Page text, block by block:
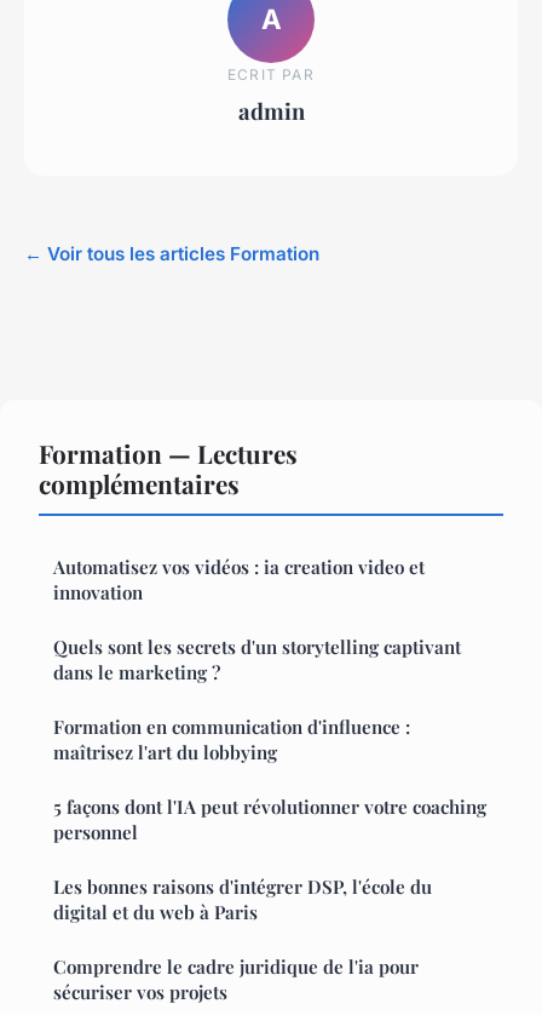
A
ECRIT PAR
admin
← Voir tous les articles Formation
Formation — Lectures
complémentaires
Automatisez vos vidéos : ia creation video et
innovation
Quels sont les secrets d'un storytelling captivant
dans le marketing ?
Formation en communication d'influence :
maîtrisez l'art du lobbying
5 façons dont l'IA peut révolutionner votre coaching
personnel
Les bonnes raisons d'intégrer DSP, l'école du
digital et du web à Paris
Comprendre le cadre juridique de l'ia pour
sécuriser vos projets